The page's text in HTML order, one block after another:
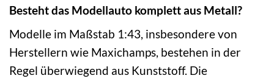
Besteht das Modellauto komplett aus Metall?
Modelle im Maßstab 1:43, insbesondere von
Herstellern wie Maxichamps, bestehen in der
Regel überwiegend aus Kunststoff. Die